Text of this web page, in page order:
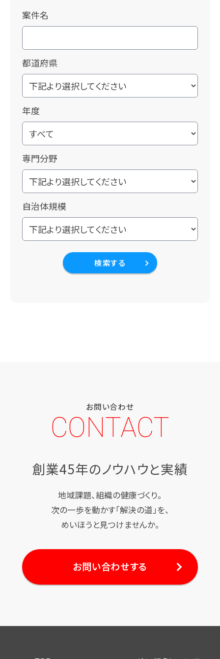
案件名
都道府県
年度
専門分野
自治体規模
検索する
お問い合わせ
CONTACT
創業45年のノウハウと実績
地域課題、組織の健康づくり。
次の一歩を動かす「解決の道」を、
めいほうと見つけませんか。
お問い合わせする